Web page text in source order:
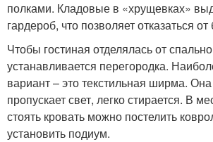
полками. Кладовые в «хрущевках»
гардероб, что позволяет отказаться
Чтобы гостиная отделялась от
устанавливается перегородка.
вариант – это текстильная ширма.
пропускает свет, легко стирается. В
стоять кровать можно постелить
установить подиум.